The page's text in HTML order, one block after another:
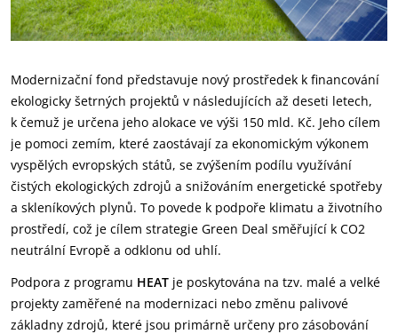
Modernizační fond představuje nový prostředek k financování
ekologicky šetrných projektů v následujících až deseti letech,
k čemuž je určena jeho alokace ve výši 150 mld. Kč. Jeho cílem
je pomoci zemím, které zaostávají za ekonomickým výkonem
vyspělých evropských států, se zvýšením podílu využívání
čistých ekologických zdrojů a snižováním energetické spotřeby
a skleníkových plynů. To povede k podpoře klimatu a životního
prostředí, což je cílem strategie Green Deal směřující k CO2
neutrální Evropě a odklonu od uhlí.
Podpora z programu HEAT je poskytována na tzv. malé a velké
projekty zaměřené na modernizaci nebo změnu palivové
základny zdrojů, které jsou primárně určeny pro zásobování